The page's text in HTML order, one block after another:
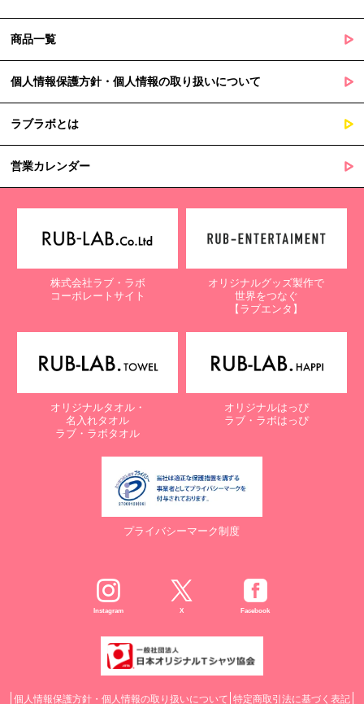
商品一覧
個人情報保護方針・個人情報の取り扱いについて
ラブラボとは
営業カレンダー
株式会社ラブ・ラボ
コーポレートサイト
オリジナルグッズ製作で
世界をつなぐ
【ラブエンタ】
オリジナルタオル・
名入れタオル
ラブ・ラボタオル
オリジナルはっぴ
ラブ・ラボはっぴ
プライバシーマーク制度
Instagram X Facebook
個人情報保護方針・個人情報の取り扱いについて 特定商取引法に基づく表記